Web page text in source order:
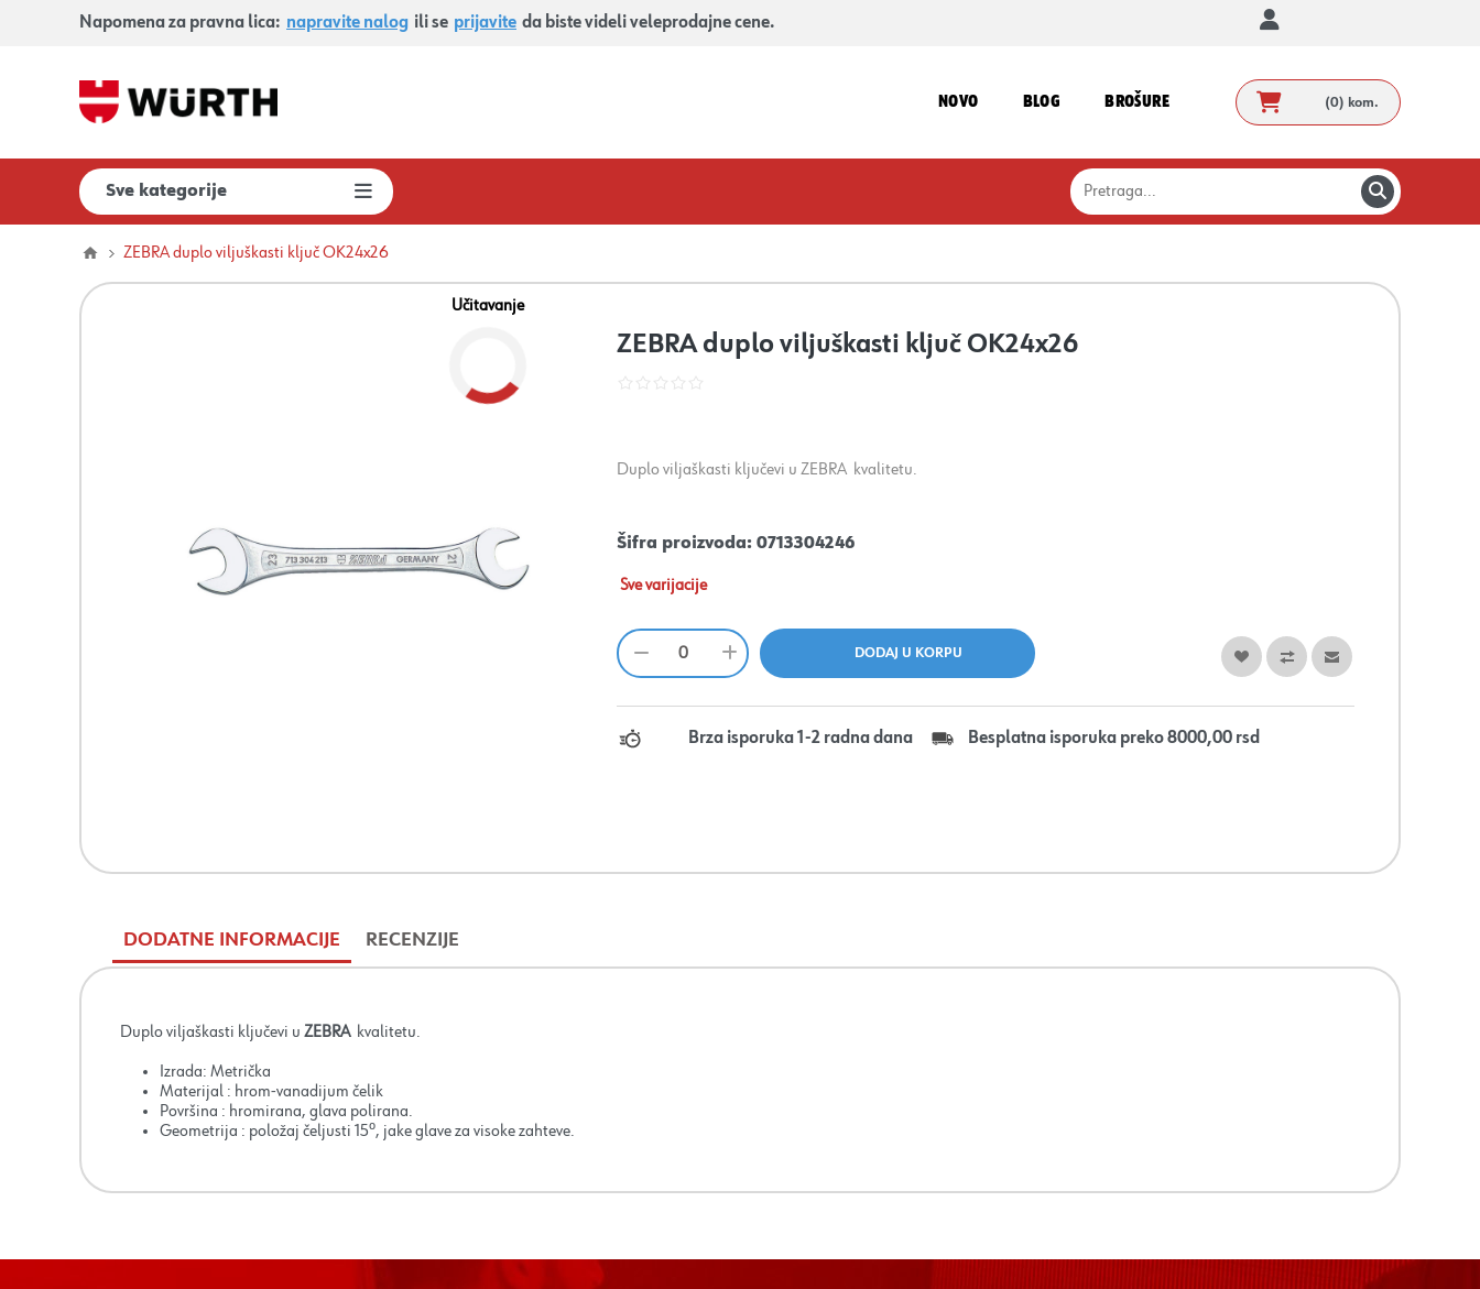
Napomena za pravna lica: napravite nalog ili se prijavite da biste videli veleprodajne cene.
NOVO BLOG BROŠURE (0) kom.
Sve kategorije
ZEBRA duplo viljuškasti ključ OK24x26
Učitavanje
ZEBRA duplo viljuškasti ključ OK24x26
Duplo viljaškasti ključevi u ZEBRA kvalitetu.
Šifra proizvoda: 0713304246
Sve varijacije
Brza isporuka 1-2 radna dana Besplatna isporuka preko 8000,00 rsd
DODATNE INFORMACIJE RECENZIJE
Duplo viljaškasti ključevi u ZEBRA kvalitetu.
Izrada: Metrička
Materijal : hrom-vanadijum čelik
Površina : hromirana, glava polirana.
Geometrija : položaj čeljusti 15⁰, jake glave za visoke zahteve.